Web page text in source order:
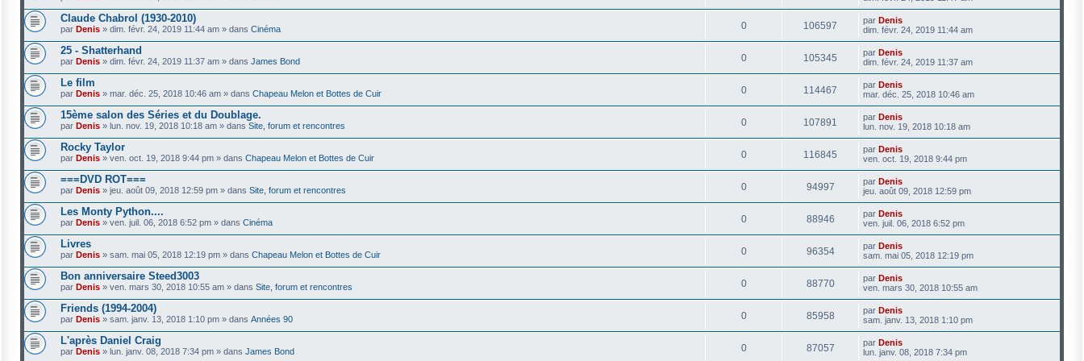
Claude Chabrol (1930-2010)
par Denis » dim. févr. 24, 2019 11:44 am » dans Cinéma 0 106597 par Denis
dim. févr. 24, 2019 11:44 am
25 - Shatterhand
par Denis » dim. févr. 24, 2019 11:37 am » dans James Bond 0 105345 par Denis
dim. févr. 24, 2019 11:37 am
Le film
par Denis » mar. déc. 25, 2018 10:46 am » dans Chapeau Melon et Bottes de Cuir 0 114467 par Denis
mar. déc. 25, 2018 10:46 am
15ème salon des Séries et du Doublage.
par Denis » lun. nov. 19, 2018 10:18 am » dans Site, forum et rencontres 0 107891 par Denis
lun. nov. 19, 2018 10:18 am
Rocky Taylor
par Denis » ven. oct. 19, 2018 9:44 pm » dans Chapeau Melon et Bottes de Cuir 0 116845 par Denis
ven. oct. 19, 2018 9:44 pm
===DVD ROT===
par Denis » jeu. août 09, 2018 12:59 pm » dans Site, forum et rencontres 0 94997 par Denis
jeu. août 09, 2018 12:59 pm
Les Monty Python....
par Denis » ven. juil. 06, 2018 6:52 pm » dans Cinéma 0 88946 par Denis
ven. juil. 06, 2018 6:52 pm
Livres
par Denis » sam. mai 05, 2018 12:19 pm » dans Chapeau Melon et Bottes de Cuir 0 96354 par Denis
sam. mai 05, 2018 12:19 pm
Bon anniversaire Steed3003
par Denis » ven. mars 30, 2018 10:55 am » dans Site, forum et rencontres 0 88770 par Denis
ven. mars 30, 2018 10:55 am
Friends (1994-2004)
par Denis » sam. janv. 13, 2018 1:10 pm » dans Années 90 0 85958 par Denis
sam. janv. 13, 2018 1:10 pm
L'après Daniel Craig
par Denis » lun. janv. 08, 2018 7:34 pm » dans James Bond 0 87057 par Denis
lun. janv. 08, 2018 7:34 pm